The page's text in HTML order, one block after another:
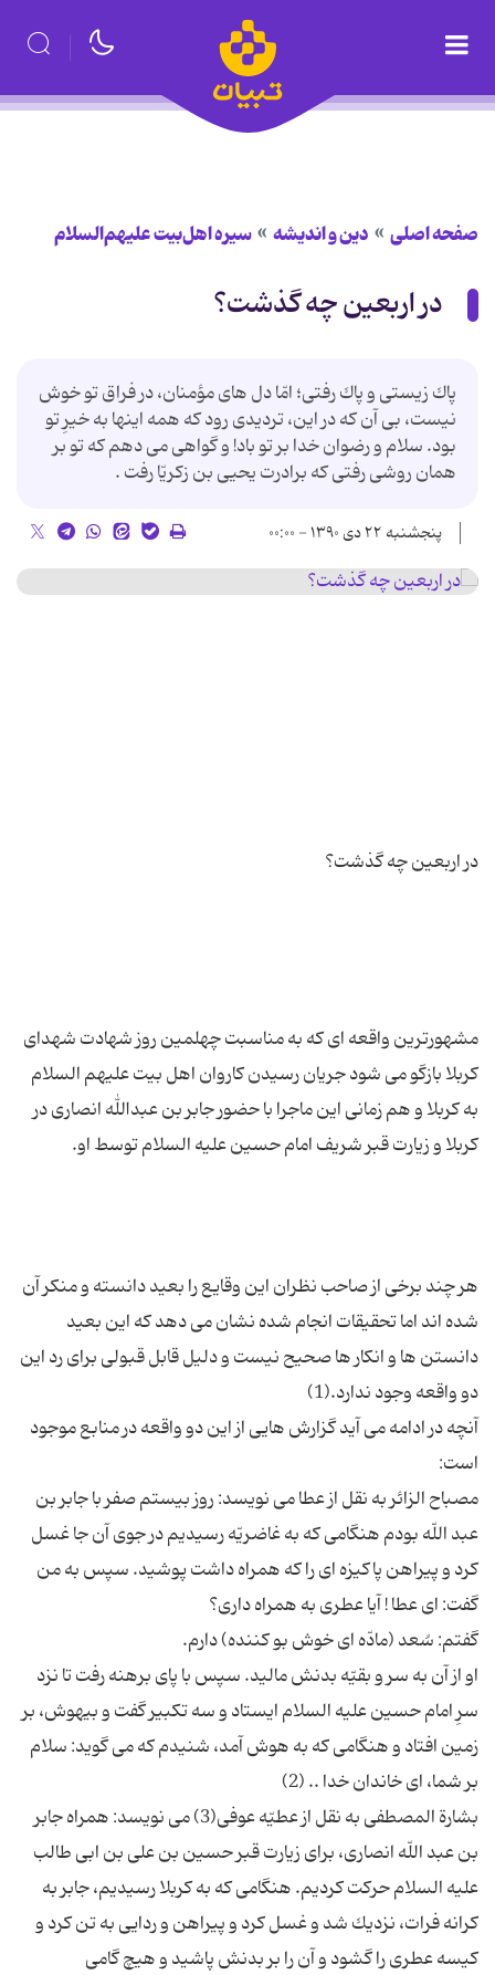
صفحه اصلی دین و اندیشه سیره اهل‌بیت علیهم‌السلام
در اربعین چه گذشت؟
پاك زیستى و پاك رفتى؛ امّا دل هاى مؤمنان، در فراق تو خوش
نیست، بى آن كه در این، تردیدى رود كه همه اینها به خیرِ تو
بود. سلام و رضوان خدا بر تو باد! و گواهى مى دهم كه تو بر
همان روشى رفتى كه برادرت یحیى بن زكریّا رفت .
پنجشنبه ۲۲ دی ۱۳۹۰ - ۰۰:۰۰
مشهورترین واقعه ای که به مناسبت چهلمین روز شهادت شهدای
کربلا بازگو می شود جریان رسیدن کاروان اهل بیت علیهم السلام
به کربلا و هم زمانی این ماجرا با حضور جابر بن عبدالله انصاری در
هر چند برخی از صاحب نظران این وقایع را بعید دانسته و منکر آن
شده اند اما تحقیقات انجام شده نشان می دهد که این بعید
دانستن ها و انکار ها صحیح نیست و دلیل قابل قبولی برای رد این
آنچه در ادامه می آید گزارش هایی از این دو واقعه در منابع موجود
مصباح الزائر به نقل از عطا می نویسد: روز بیستم صفر با جابر بن
عبد اللّه بودم هنگامى كه به غاضریّه رسیدیم در جوى آن جا غسل
كرد و پیراهن پاكیزه اى را كه همراه داشت پوشید. سپس به من
او از آن به سر و بقیّه بدنش مالید. سپس با پای برهنه رفت تا نزد
سرِ امام حسین علیه السلام ایستاد و سه تكبیر گفت و بیهوش، بر
زمین افتاد و هنگامى كه به هوش آمد، شنیدم كه مى گوید: سلام
بشارة المصطفى به نقل از عطیّه عوفى(3) می نویسد: همراه جابر
بن عبد اللّه انصارى، براى زیارت قبر حسین بن على بن ابى طالب
علیه السلام حركت كردیم. هنگامى كه به كربلا رسیدیم، جابر به
كرانه فرات، نزدیك شد و غسل كرد و پیراهن و ردایى به تن كرد و
كیسه عطرى را گشود و آن را بر بدنش پاشید و هیچ گامى